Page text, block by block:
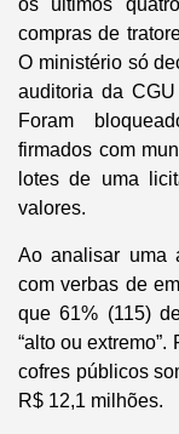
os últimos
compras de
O ministério só
auditoria da
Foram
firmados com
lotes de uma
valores.
Ao analisar uma
com verbas de
que 61% (115)
“alto ou
cofres públicos
R$ 12,1 milhões.